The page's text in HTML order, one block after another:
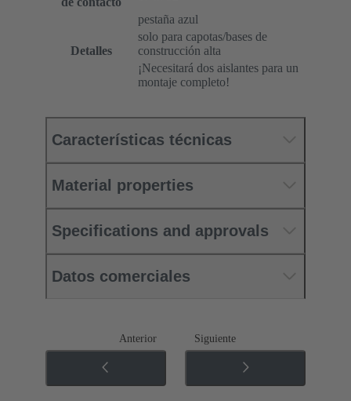
Detalles
pestaña azul
solo para capotas/bases de
construcción alta
¡Necesitará dos aislantes para un
montaje completo!
Características técnicas
Material properties
Specifications and approvals
Datos comerciales
Anterior Siguiente